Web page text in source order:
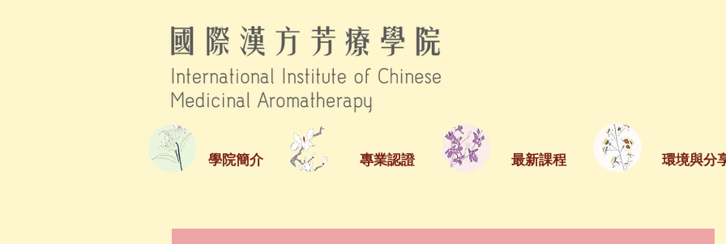
學院簡介 專業認證 最新課程 環境與分